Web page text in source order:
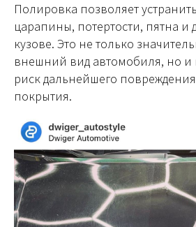
Полировка позволяет
царапины, потертости, пятна и
кузове. Это не только
внешний вид автомобиля, но и
риск дальнейшего
покрытия.